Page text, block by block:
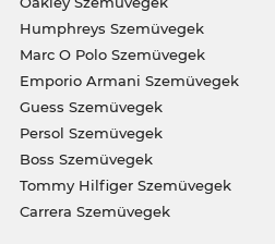
Humphreys Szemüvegek
Marc O Polo Szemüvegek
Emporio Armani Szemüvegek
Guess Szemüvegek
Persol Szemüvegek
Boss Szemüvegek
Tommy Hilfiger Szemüvegek
Carrera Szemüvegek